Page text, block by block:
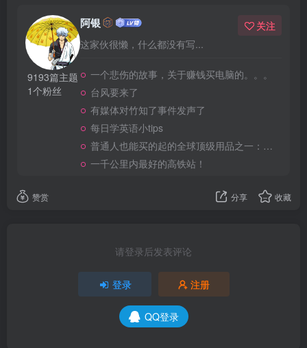
9193篇主题
1个粉丝
阿银
这家伙很懒，什么都没有写...
关注
一个悲伤的故事，关于赚钱买电脑的。。。
台风要来了
有媒体对竹知了事件发声了
每日学英语小tips
普通人也能买的起的全球顶级用品之一：WD-40润滑除锈剂！
一千公里内最好的高铁站！
赞赏 分享 收藏
请登录后发表评论
登录 注册
QQ登录